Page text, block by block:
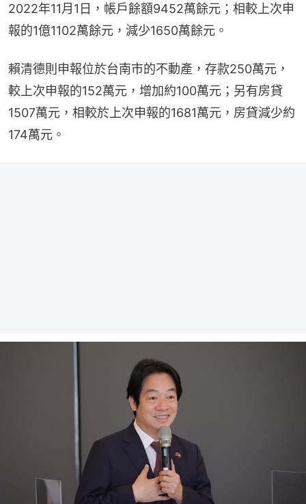
2022年11月1日，帳戶餘額9452萬餘元；相較上次申
報的1億1102萬餘元，減少1650萬餘元。
賴清德則申報位於台南市的不動產，存款250萬元，
較上次申報的152萬元，增加約100萬元；另有房貸
1507萬元，相較於上次申報的1681萬元，房貸減少約
174萬元。